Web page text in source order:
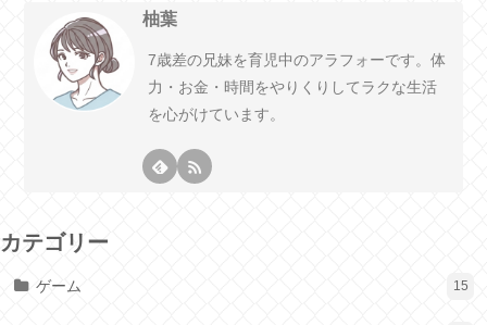
柚葉
7歳差の兄妹を育児中のアラフォーです。体
力・お金・時間をやりくりしてラクな生活
を心がけています。
カテゴリー
ゲーム 15